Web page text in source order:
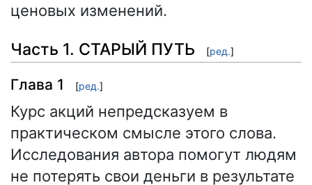
ценовых изменений.
Часть 1. СТАРЫЙ ПУТЬ [ред.]
Глава 1 [ред.]
Курс акций непредсказуем в
практическом смысле этого слова.
Исследования автора помогут людям
не потерять свои деньги в результате